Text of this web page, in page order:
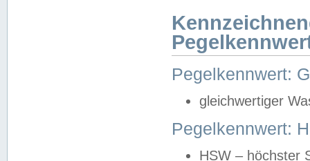
Pegelkennwert:
gleichwertiger
Pegelkennwert:
HSW – höchster